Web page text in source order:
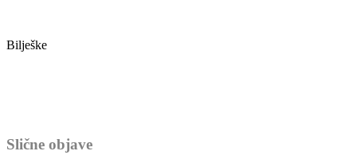
Bilješke
Slične objave